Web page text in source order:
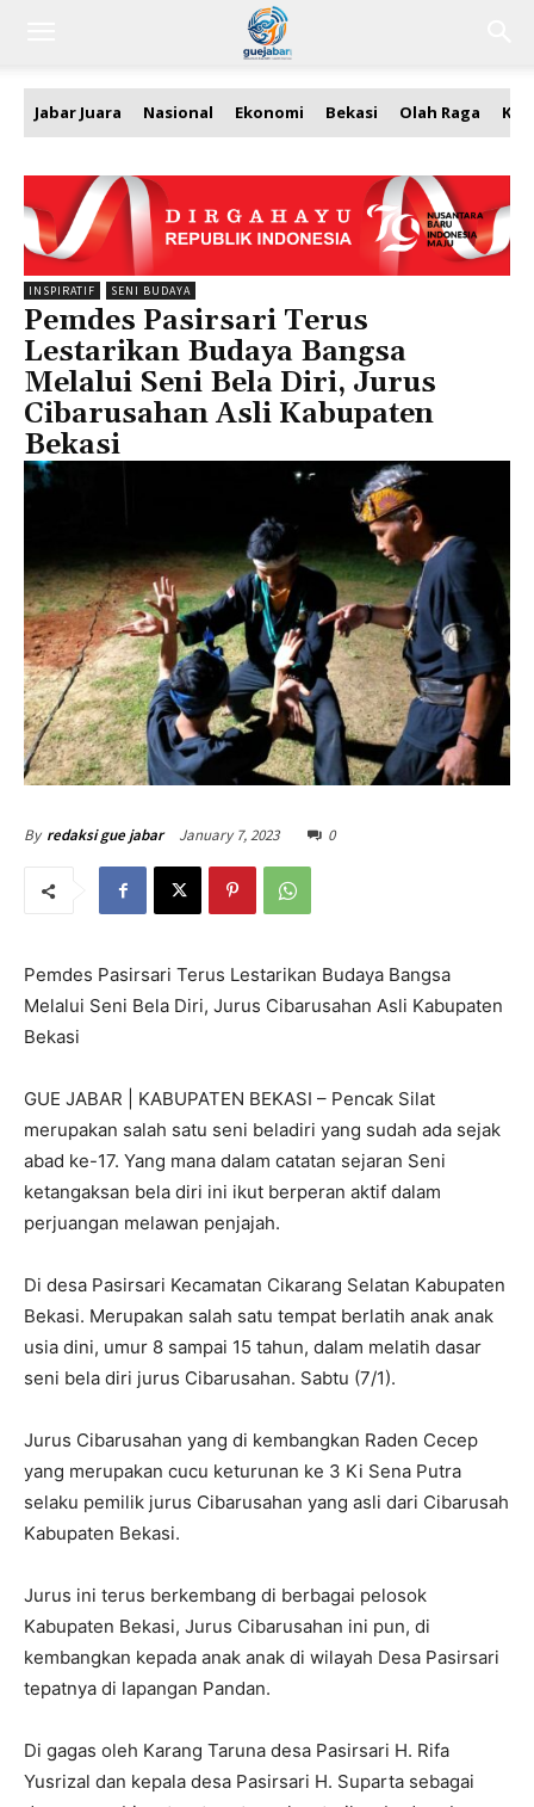
Jabar Juara Nasional Ekonomi Bekasi Olah Raga
INSPIRATIF SENI BUDAYA
Pemdes Pasirsari Terus
Lestarikan Budaya Bangsa
Melalui Seni Bela Diri, Jurus
Cibarusahan Asli Kabupaten
Bekasi
By redaksi gue jabar January 7, 2023 0
Pemdes Pasirsari Terus Lestarikan Budaya Bangsa
Melalui Seni Bela Diri, Jurus Cibarusahan Asli Kabupaten
Bekasi
GUE JABAR | KABUPATEN BEKASI – Pencak Silat
merupakan salah satu seni beladiri yang sudah ada sejak
abad ke-17. Yang mana dalam catatan sejaran Seni
ketangaksan bela diri ini ikut berperan aktif dalam
perjuangan melawan penjajah.
Di desa Pasirsari Kecamatan Cikarang Selatan Kabupaten
Bekasi. Merupakan salah satu tempat berlatih anak anak
usia dini, umur 8 sampai 15 tahun, dalam melatih dasar
seni bela diri jurus Cibarusahan. Sabtu (7/1).
Jurus Cibarusahan yang di kembangkan Raden Cecep
yang merupakan cucu keturunan ke 3 Ki Sena Putra
selaku pemilik jurus Cibarusahan yang asli dari Cibarusah
Kabupaten Bekasi.
Jurus ini terus berkembang di berbagai pelosok
Kabupaten Bekasi, Jurus Cibarusahan ini pun, di
kembangkan kepada anak anak di wilayah Desa Pasirsari
tepatnya di lapangan Pandan.
Di gagas oleh Karang Taruna desa Pasirsari H. Rifa
Yusrizal dan kepala desa Pasirsari H. Suparta sebagai